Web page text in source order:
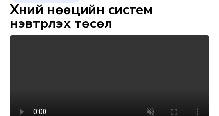
Хүний нөөцийн систем
нэвтрүүлэх төсөл